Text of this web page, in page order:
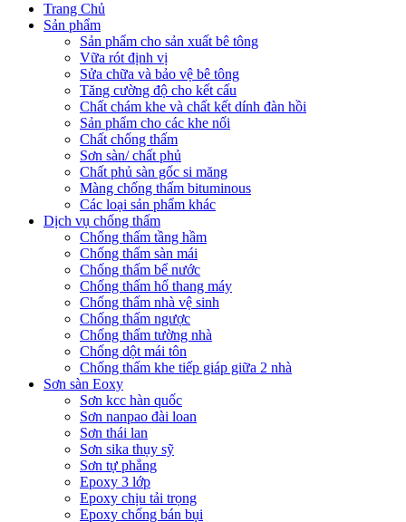
Trang Chủ
Sản phẩm
Sản phẩm cho sản xuất bê tông
Vữa rót định vị
Sửa chữa và bảo vệ bê tông
Tăng cường độ cho kết cấu
Chất chám khe và chất kết dính đàn hồi
Sản phẩm cho các khe nối
Chất chống thấm
Sơn sàn/ chất phủ
Chất phủ sàn gốc si măng
Màng chống thấm bituminous
Các loại sản phẩm khác
Dịch vụ chống thấm
Chống thấm tầng hầm
Chống thấm sàn mái
Chống thấm bể nước
Chống thấm hố thang máy
Chống thấm nhà vệ sinh
Chống thấm ngược
Chống thấm tường nhà
Chống dột mái tôn
Chống thấm khe tiếp giáp giữa 2 nhà
Sơn sàn Eoxy
Sơn kcc hàn quốc
Sơn nanpao đài loan
Sơn thái lan
Sơn sika thụy sỹ
Sơn tự phẳng
Epoxy 3 lớp
Epoxy chịu tải trọng
Epoxy chống bán bụi